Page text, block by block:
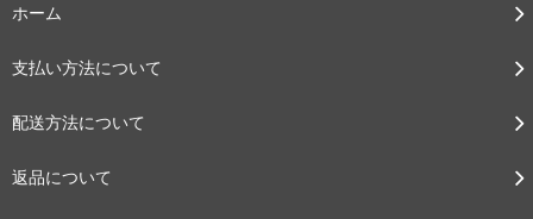
ホーム
支払い方法について
配送方法について
返品について